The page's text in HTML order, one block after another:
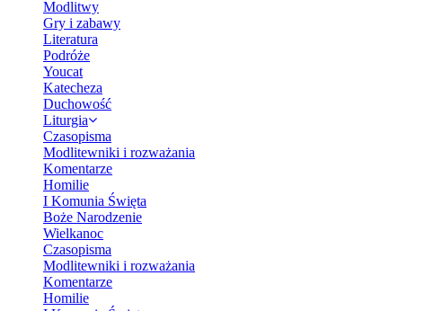
Modlitwy
Gry i zabawy
Literatura
Podróże
Youcat
Katecheza
Duchowość
Liturgia
Czasopisma
Modlitewniki i rozważania
Komentarze
Homilie
I Komunia Święta
Boże Narodzenie
Wielkanoc
Czasopisma
Modlitewniki i rozważania
Komentarze
Homilie